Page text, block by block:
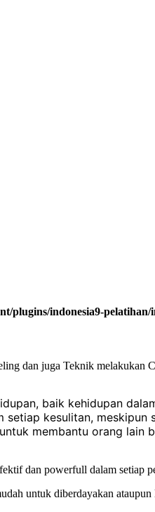
plugins/indonesia9-
dan juga Teknik melakukan
baik kehidupan
kesulitan,
membantu orang
dan powerfull dalam setiap
untuk diberdayakan